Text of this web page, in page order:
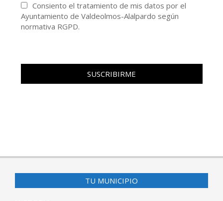
Consiento el tratamiento de mis datos por el
Ayuntamiento de Valdeolmos-Alalpardo según
normativa RGPD.
TU MUNICIPIO